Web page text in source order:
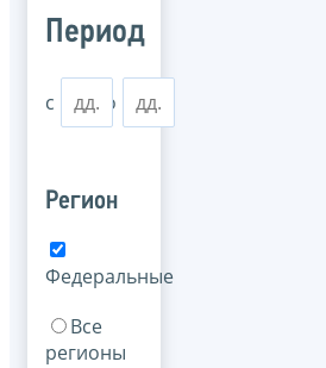
Период
с по
Регион
Федеральные
Все
регионы